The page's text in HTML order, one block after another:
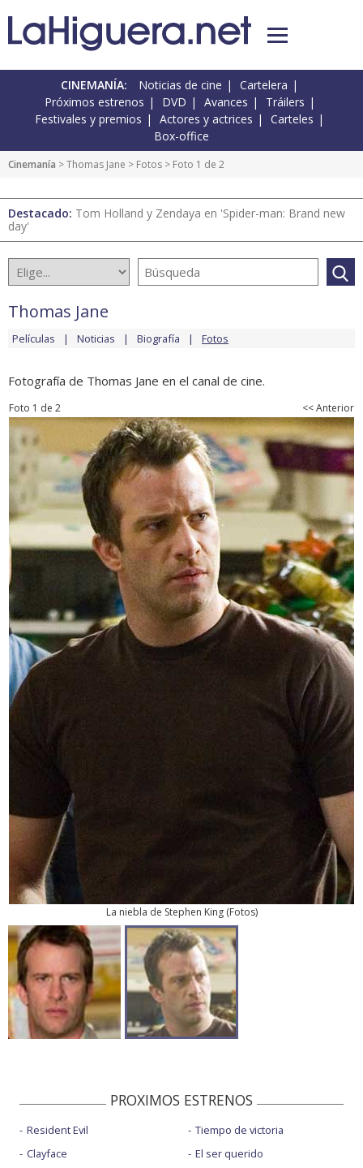
CINEMANÍA: Noticias de cine
Cartelera
Próximos estrenos
DVD Avances
Tráilers
Festivales y premios
Actores y actrices
Carteles
Box-office
Cinemanía >Thomas Jane > Fotos > Foto 1 de 2
Destacado: Tom Holland y Zendaya en 'Spider-man: Brand new
day'
Thomas Jane
Películas Noticias Biografía Fotos
Fotografía de Thomas Jane en el canal de cine.
Foto 1 de 2 << Anterior
La niebla de Stephen King(Fotos)
PROXIMOS ESTRENOS
Resident Evil
Clayface
Tiempo de victoria
El ser querido